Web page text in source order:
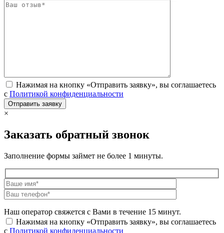
Нажимая на кнопку «Отправить заявку», вы соглашаетесь
с Политикой конфиденциальности
×
Заказать обратный звонок
Заполнение формы займет не более 1 минуты.
Наш оператор свяжется с Вами в течение 15 минут.
Нажимая на кнопку «Отправить заявку», вы соглашаетесь
с Политикой конфиденциальности